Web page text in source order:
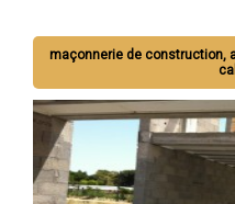
maçonnerie de construction,